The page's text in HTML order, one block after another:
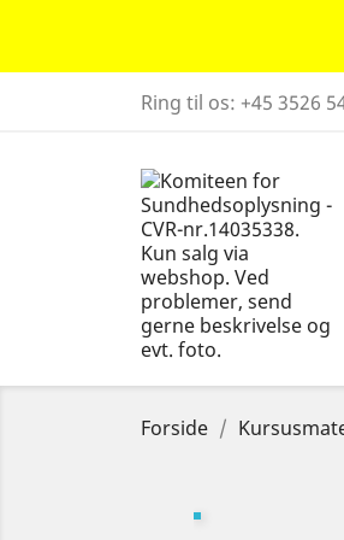
Ring til os: +45 3526
Forside